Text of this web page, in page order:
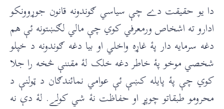
دا يو حقيقت دے چې سياسي ګوندونه قانون جوړوونکو
ادارو ته اشخاص ورمعرفي کوي چې مالي لګښتونه ئې هم
دغه سرمايه دار پۀ غاړه واخلي او بيا دغه ګوندونه د خپلو
شخصي موخو پۀ خاطر دغه خلک لۀ مقننې څخه را جلا
کوي چې پۀ پايله کښې ئې عوامي نمائندګان د ټولنې د
محرومو طبقاتو چوپړ او حفاظت نۀ شي کولے. لۀ دې نه